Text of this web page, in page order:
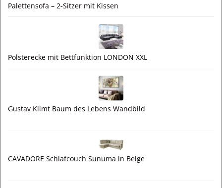
Palettensofa – 2-Sitzer mit Kissen
Polsterecke mit Bettfunktion LONDON XXL
Gustav Klimt Baum des Lebens Wandbild
CAVADORE Schlafcouch Sunuma in Beige